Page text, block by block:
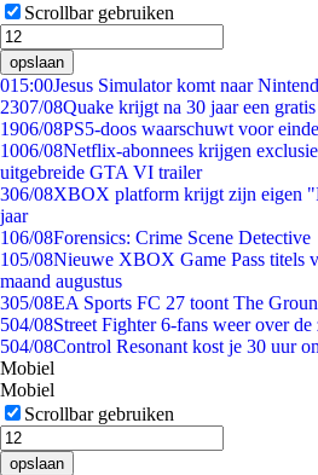
Scrollbar gebruiken
opslaan
015:00Jesus Simulator komt naar
2307/08Quake krijgt na 30 jaar een
1906/08PS5-doos waarschuwt voor
1006/08Netflix-abonnees krijgen
uitgebreide GTA VI trailer
306/08XBOX platform krijgt zijn eigen
jaar
106/08Forensics: Crime Scene Detective
105/08Nieuwe XBOX Game Pass titels
maand augustus
305/08EA Sports FC 27 toont The
504/08Street Fighter 6-fans weer over
504/08Control Resonant kost je 30 uur
Mobiel
Mobiel
Scrollbar gebruiken
opslaan